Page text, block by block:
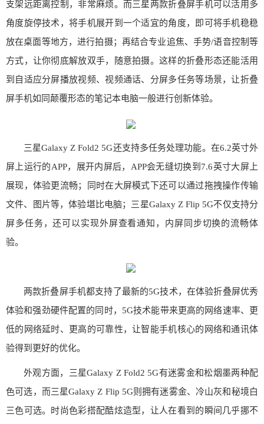
支架远距离控制，非常麻烦。而三星两款折叠屏手机可以活用多
角度旋停技术，将手机展开到一个适宜的角度，即可将手机稳稳
放在桌面等地方，进行拍摄；再结合专业追焦、手势/语音控制等
方式，让你彻底解放双手，随意拍摄。这样的折叠形态还能活用
到自适应分屏播放视频、视频通话、分屏多任务等场景，让折叠
屏手机如同颠覆形态的笔记本电脑一般进行创新体验。
三星Galaxy Z Fold2 5G还支持多任务处理功能。在6.2英寸外
屏上运行的APP，展开内屏后，APP会无缝切换到7.6英寸大屏上
展现，体验更流畅；同时在大屏模式下还可以通过拖拽操作传输
文件、图片等，体验堪比电脑；三星Galaxy Z Flip 5G不仅支持分
屏多任务，还可以实现外屏查看通知，内屏同步切换的流畅体
验。
两款折叠屏手机都支持了最新的5G技术，在体验折叠屏优秀
体验和强劲硬件配置的同时，5G技术能带来更高的网络速率、更
低的网络延时、更高的可靠性，让智能手机核心的网络和通讯体
验得到更好的优化。
外观方面，三星Galaxy Z Fold2 5G有迷雾金和松烟墨两种配
色可选，而三星Galaxy Z Flip 5G则拥有迷雾金、冷山灰和秘境白
三色可选。时尚色彩搭配酷炫造型，让人在看到的瞬间几乎挪不